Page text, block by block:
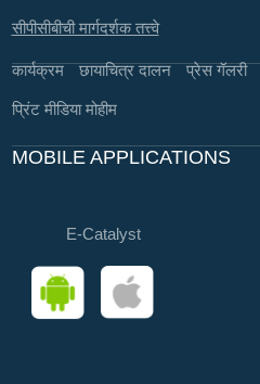
सीपीसीबीची मार्गदर्शक तत्त्वे
कार्यक्रम छायाचित्र दालन प्रेस गॅलरी
प्रिंट मीडिया मोहीम
MOBILE APPLICATIONS
E-Catalyst